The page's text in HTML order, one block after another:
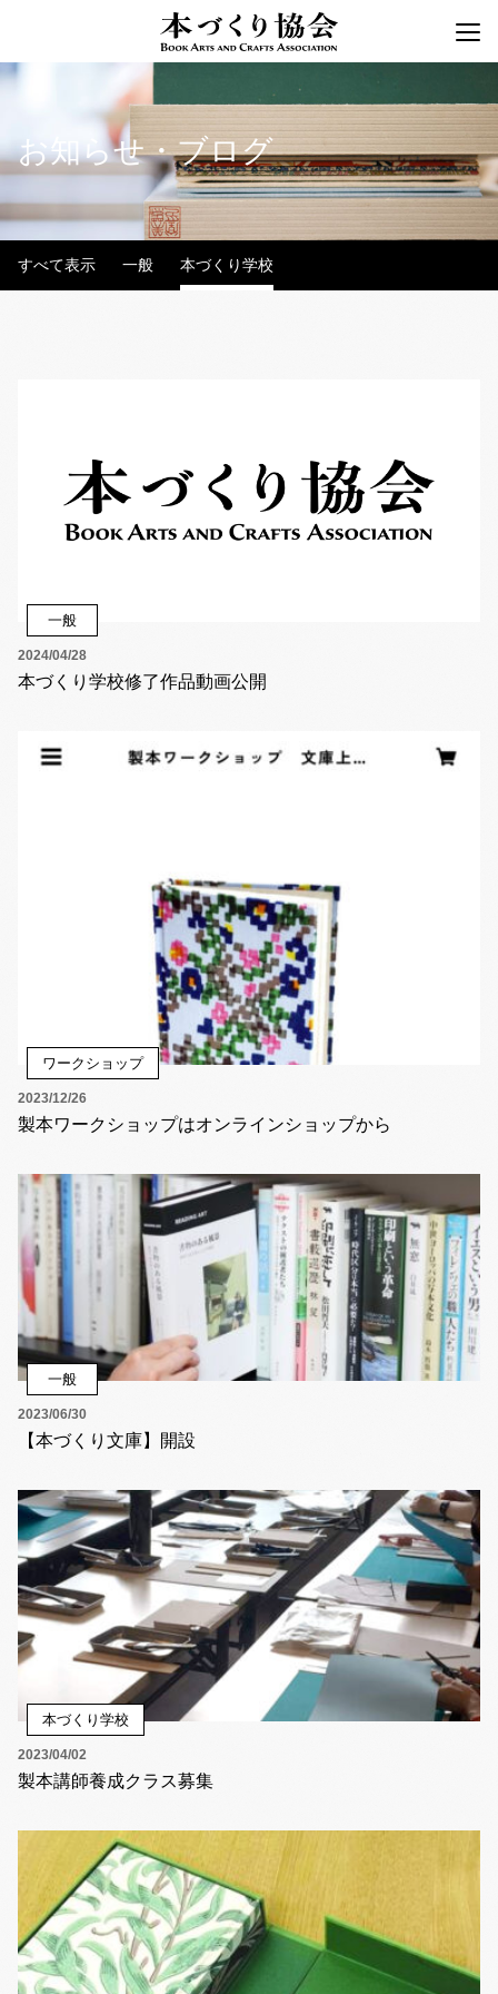
お知らせ・ブログ
すべて表示 一般 本づくり学校
一般
2024/04/28
本づくり学校修了作品動画公開
ワークショップ
2023/12/26
製本ワークショップはオンラインショップから
一般
2023/06/30
【本づくり文庫】開設
本づくり学校
2023/04/02
製本講師養成クラス募集